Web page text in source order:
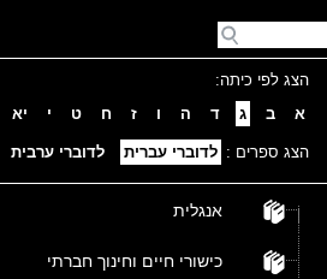
הצג לפי כיתה:
א
ב ג ד ה ו ז ח ט י יא
הצג ספרים : לדוברי עברית לדוברי ערבית
אנגלית
כישורי חיים וחינוך חברתי